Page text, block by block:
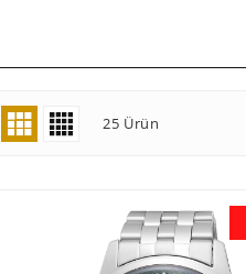
25 Ürün